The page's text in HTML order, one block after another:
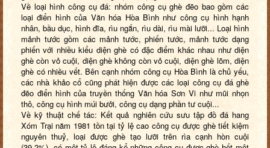
Về loại hình công cụ đá: nhóm công cụ ghè đẽo bao gồm các
loại điển hình của Văn hóa Hòa Bình như công cụ hình hạnh
nhân, bầu dục, hình đĩa, rìu ngắn, rìu dài, rìu mài lưỡi... Loại hình
mảnh tước gồm các mảnh tước, phiến tước, mảnh tước dạng
phiến với nhiều kiểu diện ghè có đặc điểm khác nhau như diện
ghè còn vỏ cuội, diện ghè không còn vỏ cuội, diện ghè lõm, diện
ghè có nhiều vết. Bên cạnh nhóm công cụ Hòa Bình là chủ yếu,
các nhà khảo cổ cũng phát hiện được các loại công cụ đá ghè
đẽo điển hình của truyền thống Văn hóa Sơn Vi như mũi nhọn
thô, công cụ hình múi bưởi, công cụ dạng phần tư cuội...
Về kỹ thuật chế tác: Kết quả nghiên cứu sưu tập đồ đá hang
Xóm Trại năm 1981 tồn tại tỷ lệ cao công cụ được ghè tiết kiệm
nguyên thuỷ, loại được ghè tạo lưỡi trên rìa cạnh hòn cuội